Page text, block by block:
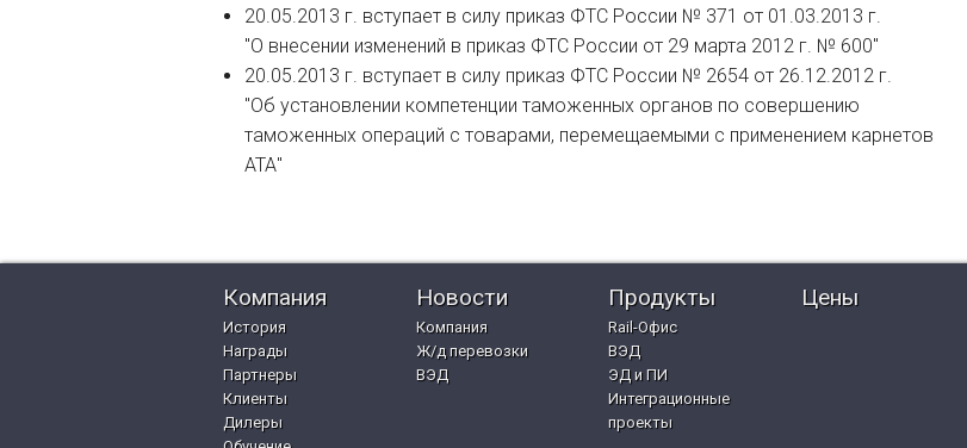
20.05.2013 г. вступает в силу приказ ФТС России № 371 от 01.03.2013 г.
"О внесении изменений в приказ ФТС России от 29 марта 2012 г. № 600"
20.05.2013 г. вступает в силу приказ ФТС России № 2654 от 26.12.2012 г.
"Об установлении компетенции таможенных органов по совершению
таможенных операций с товарами, перемещаемыми с применением карнетов
АТА"
Компания
История
Награды
Партнеры
Клиенты
Дилеры
Новости
Компания
Ж/д перевозки
ВЭД
Продукты
Rail-Офис
ВЭД
ЭД и ПИ
Интеграционные
проекты
Цены